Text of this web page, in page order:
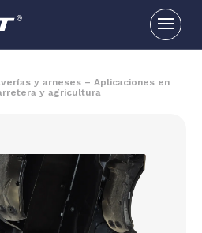
y arneses – Aplicaciones en
y agricultura